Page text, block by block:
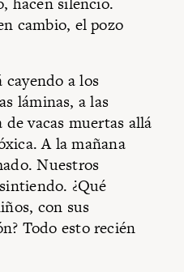
cambio, el pozo
a los
láminas, a las
vacas muertas allá
A la mañana
Nuestros
¿Qué
con sus
Todo esto recién